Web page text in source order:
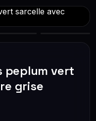
peplum vert
grise